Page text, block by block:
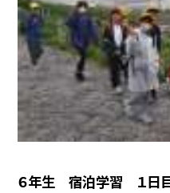
６年生 宿泊学習 １日